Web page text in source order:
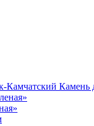
Камчатский Камень